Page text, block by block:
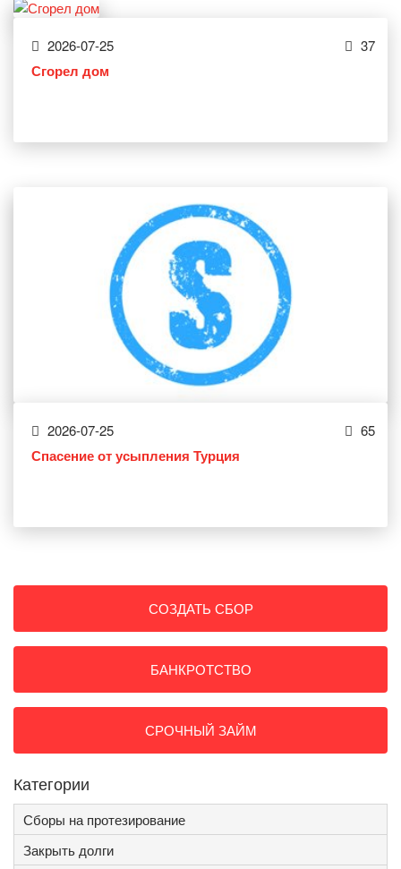
2026-07-25 37
Сгорел дом
2026-07-25 65
Спасение от усыпления Турция
СОЗДАТЬ СБОР
БАНКРОТСТВО
СРОЧНЫЙ ЗАЙМ
Категории
Сборы на протезирование
Закрыть долги